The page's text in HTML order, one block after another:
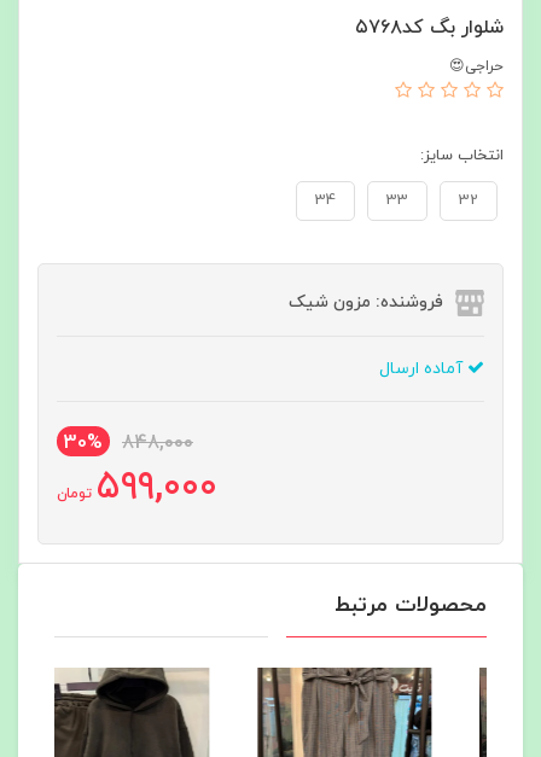
شلوار بگ کد۵۷۶۸
حراجی😍
انتخاب سایز:
32
33
34
فروشنده: مزون شیک
آماده ارسال
848,000
30%
599,000 تومان
محصولات مرتبط